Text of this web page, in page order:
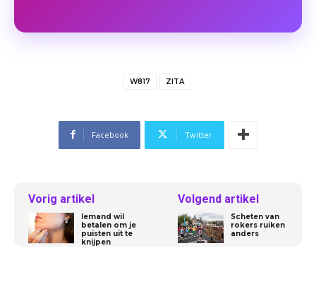
W817 ZITA
Facebook Twitter
Vorig artikel
Iemand wil
betalen om je
puisten uit te
knijpen
Volgend artikel
Scheten van
rokers ruiken
anders